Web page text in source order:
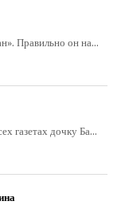
Правильно он на...
газетах дочку Ба...